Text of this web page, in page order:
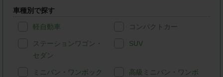
車種別で探す
軽自動車 コンパクトカー
ステーションワゴン・
セダン
SUV
ミニバン・ワンボック
高級ミニバン・ワンボ